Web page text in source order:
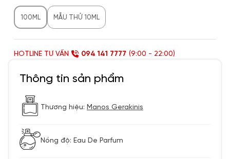
100ML MẪU THỬ 10ML
HOTLINE TƯ VẤN 094 141 7777 (9:00 - 22:00)
Thông tin sản phẩm
Thương hiệu: Manos Gerakinis
Nồng độ: Eau De Parfum